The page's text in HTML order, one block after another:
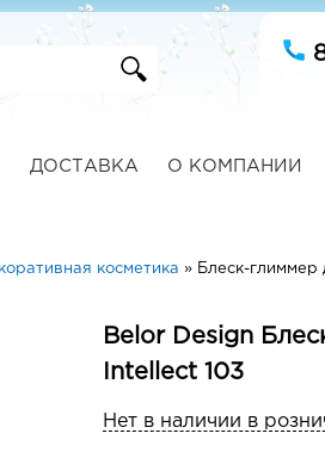
ДОСТАВКА О КОМПАНИИ
косметика » Блеск-глиммер
Belor Design
Intellect 103
Нет в наличии в